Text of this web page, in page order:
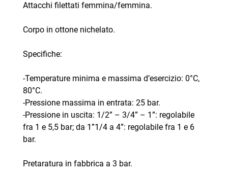
Attacchi filettati femmina/femmina.
Corpo in ottone nichelato.
Specifiche:
-Temperature minima e massima d’esercizio: 0°C,
80°C.
-Pressione massima in entrata: 25 bar.
-Pressione in uscita: 1/2” – 3/4” – 1”: regolabile
fra 1 e 5,5 bar; da 1”1/4 a 4”: regolabile fra 1 e 6
bar.
Pretaratura in fabbrica a 3 bar.